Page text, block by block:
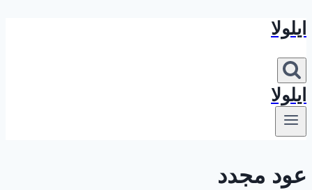
بازگشت
محتوا
ایلولا
ایلولا
عود مجدد